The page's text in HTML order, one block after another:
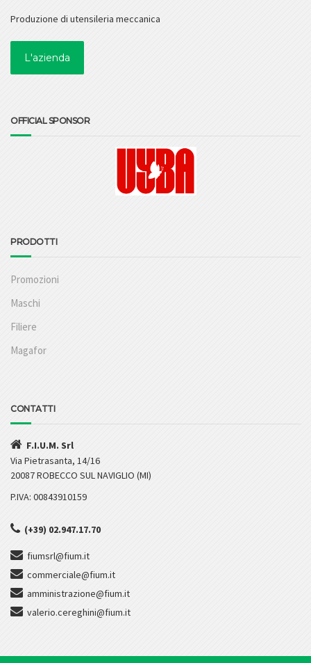
Produzione di utensileria meccanica
L'azienda
OFFICIAL SPONSOR
PRODOTTI
Promozioni
Maschi
Filiere
Magafor
CONTATTI
F.I.U.M. Srl
Via Pietrasanta, 14/16
20087 ROBECCO SUL NAVIGLIO (MI)
P.IVA: 00843910159
(+39) 02.947.17.70
fiumsrl@fium.it
commerciale@fium.it
amministrazione@fium.it
valerio.cereghini@fium.it